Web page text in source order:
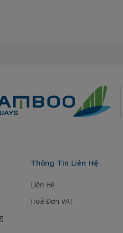
Thông Tin Liên Hệ
Liên Hệ
Hoá Đơn VAT